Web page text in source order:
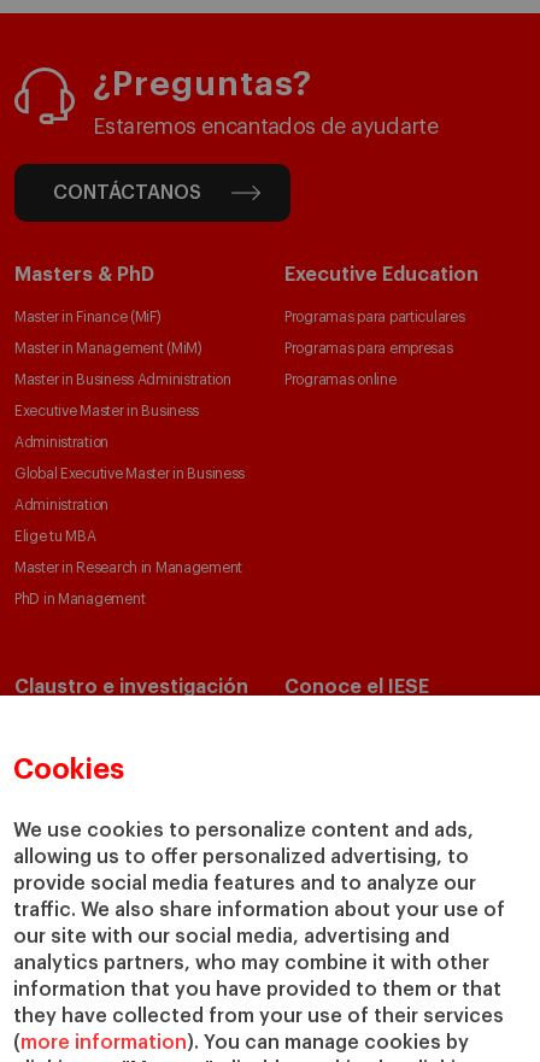
Cookies
We use cookies to personalize content and ads,
allowing us to offer personalized advertising, to
provide social media features and to analyze our
traffic. We also share information about your use of
our site with our social media, advertising and
analytics partners, who may combine it with other
information that you have provided to them or that
they have collected from your use of their services
(more information). You can manage cookies by
¿Preguntas?
Estaremos encantados de ayudarte
CONTÁCTANOS
Masters & PhD
Master in Finance (MiF)
Master in Management (MiM)
Master in Business Administration
Executive Master in Business
Administration
Global Executive Master in Business
Administration
Elige tu MBA
Master in Research in Management
PhD in Management
Executive Education
Programas para particulares
Programas para empresas
Programas online
Claustro e investigación
Departamentos académicos
Cátedras
IESE Insight
IESE Publishing
Conoce el IESE
Nuestro impacto
Colabora con el IESE
Servicios
Biblioteca
Canal de Compliance
Capellanía
IESE Shop